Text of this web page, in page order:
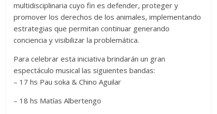
multidisciplinaria cuyo fin es defender, proteger y
promover los derechos de los animales, implementando
estrategias que permitan continuar generando
conciencia y visibilizar la problemática.
Para celebrar esta iniciativa brindarán un gran
espectáculo musical las siguientes bandas:
– 17 hs Pau soka & Chino Aguilar
– 18 hs Matías Albertengo